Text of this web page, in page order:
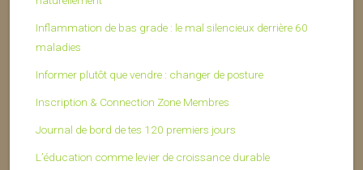
Inflammation de bas grade : le mal silencieux derrière 60
maladies
Informer plutôt que vendre : changer de posture
Inscription & Connection Zone Membres
Journal de bord de tes 120 premiers jours
L’éducation comme levier de croissance durable